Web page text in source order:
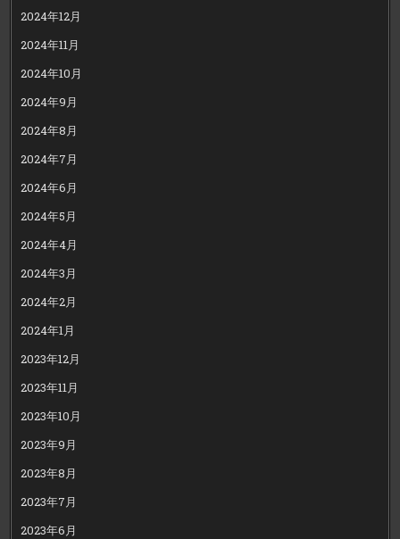
2024年12月
2024年11月
2024年10月
2024年9月
2024年8月
2024年7月
2024年6月
2024年5月
2024年4月
2024年3月
2024年2月
2024年1月
2023年12月
2023年11月
2023年10月
2023年9月
2023年8月
2023年7月
2023年6月